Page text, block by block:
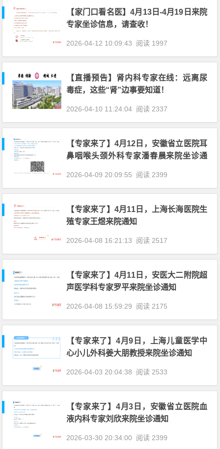
【家门口看名医】4月13日-4月19日来院
专家坐诊信息，请查收！
2026-04-12 10:09:43 阅读 1997
【直播预告】肾内科专家在线：远离尿
毒症，这些“肾”边事要知道！
2026-04-10 11:24:04 阅读 2337
【专家来了】4月12日，安徽省立医院耳
鼻咽喉头颈外科专家潘春晨来院坐诊通
2026-04-09 20:09:55 阅读 2399
【专家来了】4月11日，上海长海医院生
殖专家王煜来院通知
2026-04-08 16:21:13 阅读 2517
【专家来了】4月11日，安医大二附院超
声医学科专家罗平来院坐诊通知
2026-04-08 15:59:29 阅读 2175
【专家来了】4月9日，上海儿童医学中
心小儿外科姜大朋教授来院坐诊通知
2026-04-03 20:04:38 阅读 2533
【专家来了】4月3日，安徽省立医院血
液内科专家刘欣来院坐诊通知
2026-03-30 20:34:00 阅读 2399